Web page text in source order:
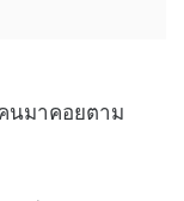
นมาคอยตาม